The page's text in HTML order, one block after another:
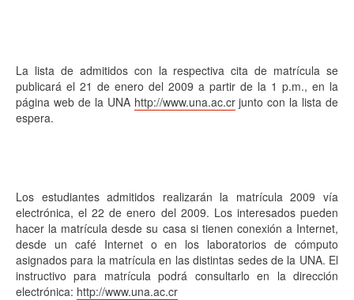
La lista de admitidos con la respectiva cita de matrícula se
publicará el 21 de enero del 2009 a partir de la 1 p.m., en la
página web de la UNA http://www.una.ac.crjunto con la lista de
espera.
Los estudiantes admitidos realizarán la matrícula 2009 vía
electrónica, el 22 de enero del 2009. Los interesados pueden
hacer la matrícula desde su casa si tienen conexión a Internet,
desde un café Internet o en los laboratorios de cómputo
asignados para la matrícula en las distintas sedes de la UNA. El
instructivo para matrícula podrá consultarlo en la dirección
electrónica: http://www.una.ac.cr